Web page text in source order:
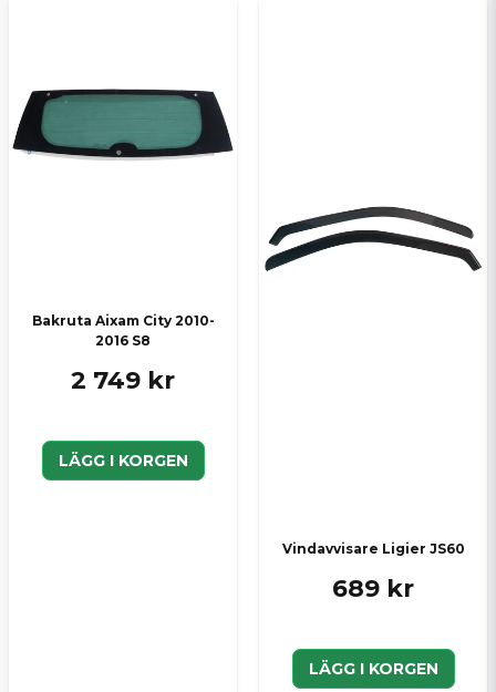
Bakruta Aixam City 2010-
2016 S8
2 749 kr
LÄGG I KORGEN
Vindavvisare Ligier JS60
689 kr
LÄGG I KORGEN